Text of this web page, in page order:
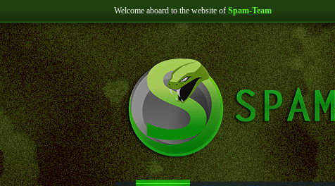
Welcome aboard to the website of Spam-Team